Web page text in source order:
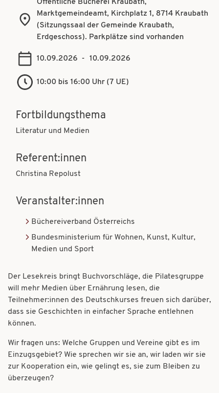
t
i
n
Öffentliche Bücherei Kraubath,
Marktgemeindeamt, Kirchplatz 1, 8714 Kraubath
(Sitzungssaal der Gemeinde Kraubath,
Erdgeschoss). Parkplätze sind vorhanden
10.09.2026 - 10.09.2026
10:00 bis 16:00 Uhr (7 UE)
Fortbildungsthema
Literatur und Medien
Referent:innen
Christina Repolust
Veranstalter:innen
Büchereiverband Österreichs
Bundesministerium für Wohnen, Kunst, Kultur,
Medien und Sport
Der Lesekreis bringt Buchvorschläge, die Pilatesgruppe
will mehr Medien über Ernährung lesen, die
Teilnehmer:innen des Deutschkurses freuen sich darüber,
dass sie Geschichten in einfacher Sprache entlehnen
können.
Wir fragen uns: Welche Gruppen und Vereine gibt es im
Einzugsgebiet? Wie sprechen wir sie an, wir laden wir sie
zur Kooperation ein, wie gelingt es, sie zum Bleiben zu
überzeugen?